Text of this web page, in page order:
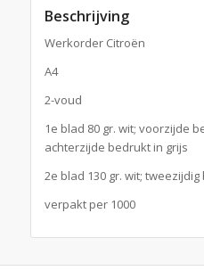
Beschrijving
Werkorder Citroën
A4
2-voud
1e blad 80 gr. wit; voorzijde
achterzijde bedrukt in grijs
2e blad 130 gr. wit;
verpakt per 1000